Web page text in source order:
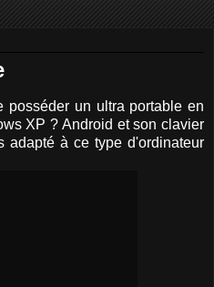
posséder un ultra portable en
XP ? Android et son clavier
adapté à ce type d'ordinateur